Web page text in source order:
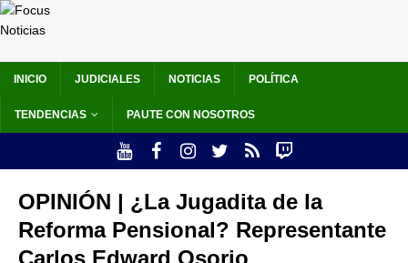
INICIO JUDICIALES NOTICIAS POLÍTICA
TENDENCIAS PAUTE CON NOSOTROS
OPINIÓN | ¿La Jugadita de la
Reforma Pensional? Representante